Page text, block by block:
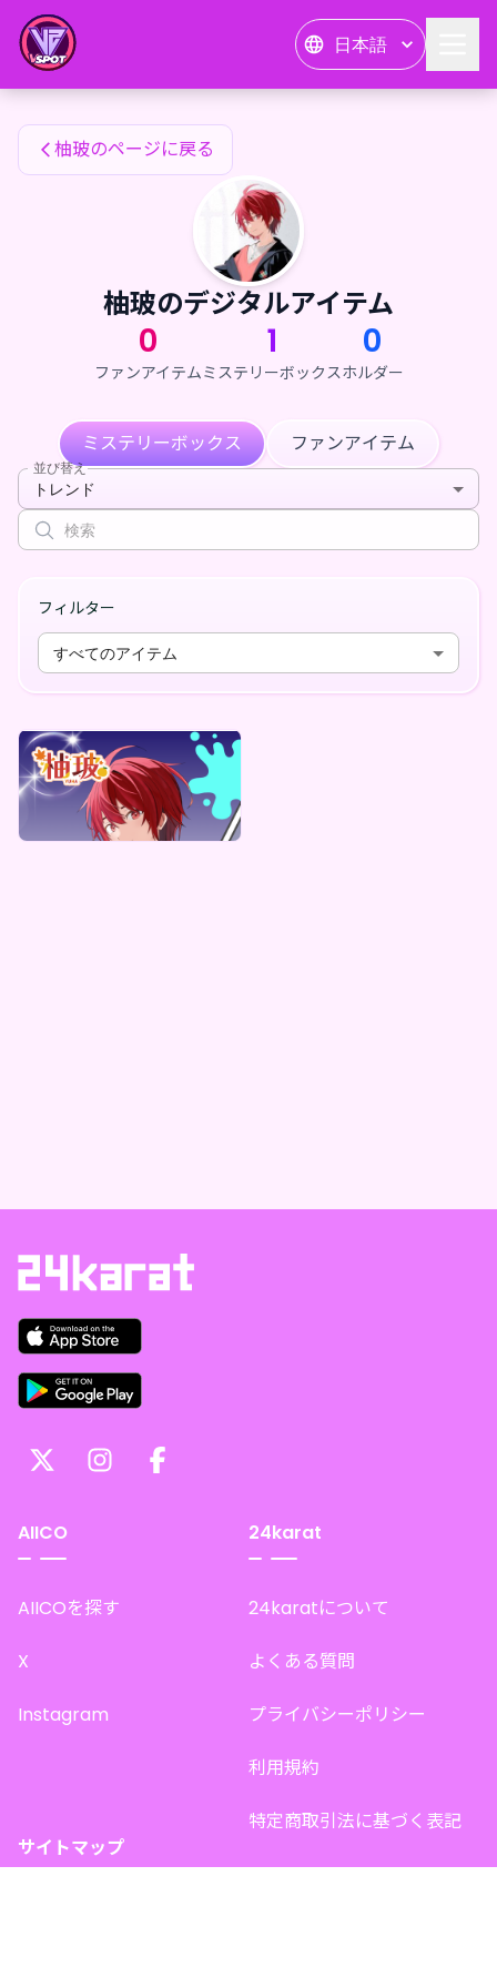
日本語
柚玻のファンアイテム
柚玻のページに戻る
柚玻のデジタルアイテム
0
ファンアイテム
1
ミステリーボックス
0
ホルダー
ミステリーボックス ファンアイテム
並び替え
トレンド
フィルター
すべてのアイテム
柚玻
柚玻デジタルBOX（全5種）
最低価格
AIICO
AIICOを探す
X
Instagram
24karat
24karatについて
よくある質問
プライバシーポリシー
利用規約
特定商取引法に基づく表記
サイトマップ
柚玻のファンアイテム — 24karat